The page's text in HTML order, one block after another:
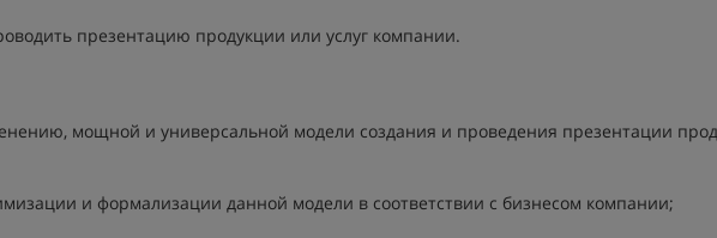
презентацию продукции или услуг компании.
мощной и универсальной модели создания и проведения презентации
и формализации данной модели в соответствии с бизнесом компании;